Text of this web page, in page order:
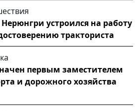
устроился на работу
тракториста
первым заместителем
и дорожного хозяйства